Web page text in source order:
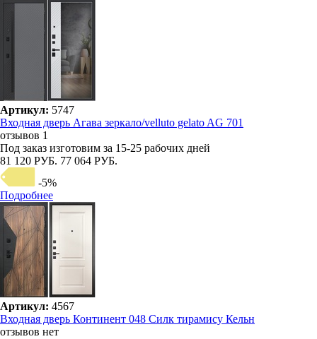
Артикул: 5747
Входная дверь Агава зеркало/velluto gelato AG 701
отзывов 1
Под заказ изготовим за 15-25 рабочих дней
81 120 РУБ. 77 064 РУБ.
-5%
Подробнее
Артикул: 4567
Входная дверь Континент 048 Силк тирамису Кельн
отзывов нет